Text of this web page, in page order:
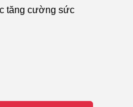
tăng cường sức